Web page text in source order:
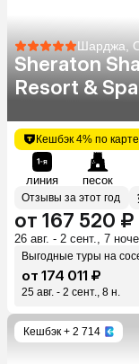
Шарджа,
Sheraton
Resort & Spa
Кешбэк 4% по
линия песок
Отзывы за этот год
от 167 520 ₽
26 авг. - 2 сент., 7
Выгодные туры на
от 174 011 ₽
25 авг. - 2 сент., 8 н.
Кешбэк + 2 714